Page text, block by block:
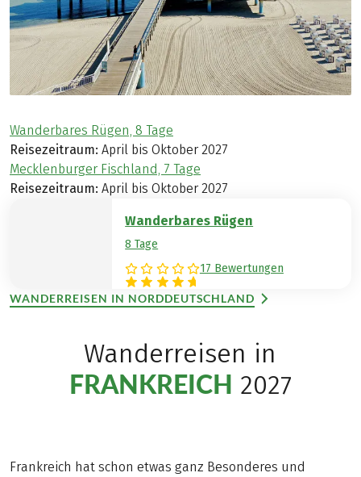
Wanderbares Rügen, 8 Tage
Reisezeitraum: April bis Oktober 2027
Mecklenburger Fischland, 7 Tage
Reisezeitraum: April bis Oktober 2027
Wanderbares Rügen
8 Tage
17 Bewertungen
WANDERREISEN IN NORDDEUTSCHLAND
Wanderreisen in
FRANKREICH 2027
Frankreich hat schon etwas ganz Besonderes und